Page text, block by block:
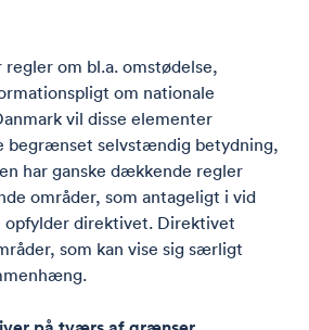
om bl.a. omstødelse,
om nationale
vil disse elementer
begrænset selvstændig betydning,
har ganske dækkende regler
områder, som antageligt i vid
direktivet. Direktivet
som kan vise sig særligt